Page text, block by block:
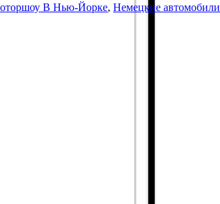
В Нью-Йорке, Немецкие автомобили